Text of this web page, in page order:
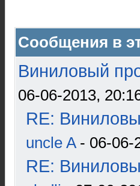
Сообщения в
Виниловый
06-06-2013,
RE:
uncle A- 06-06-
RE: